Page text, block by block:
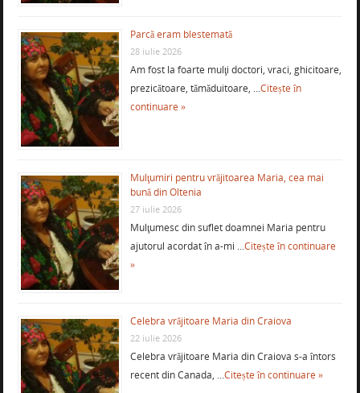
Parcă eram blestemată
28 iulie 2026
Am fost la foarte mulţi doctori, vraci, ghicitoare,
prezicătoare, tămăduitoare, …Citește în
continuare »
Mulţumiri pentru vrăjitoarea Maria, cea mai
bună din Oltenia
27 iulie 2026
Mulţumesc din suflet doamnei Maria pentru
ajutorul acordat în a-mi …Citește în continuare
»
Celebra vrăjitoare Maria din Craiova
22 iulie 2026
Celebra vrăjitoare Maria din Craiova s-a întors
recent din Canada, …Citește în continuare »